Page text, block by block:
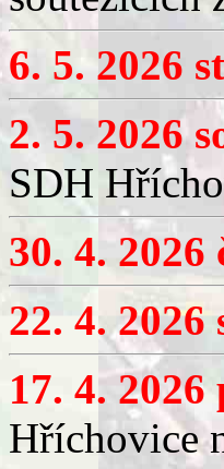
6. 5. 2026
2. 5. 2026
SDH
30. 4.
22. 4. 2026
17. 4. 2026
Hříchovice